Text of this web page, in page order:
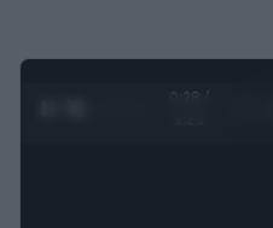
0:29 /